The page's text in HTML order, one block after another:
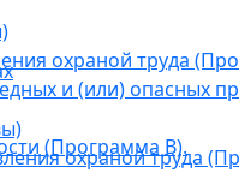
охраной труда
и (или) опасных
(Программа В).
охраной труда